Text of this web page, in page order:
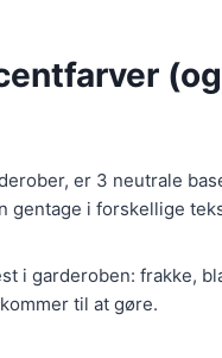
er 3 neutrale
gentage i forskellige
i garderoben: frakke,
til at gøre.